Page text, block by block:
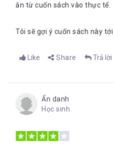
ăn từ cuốn sách vào thực tế.
Tôi sẽ gợi ý cuốn sách này
Like Share Trả lời
Ẩn danh
Học sinh